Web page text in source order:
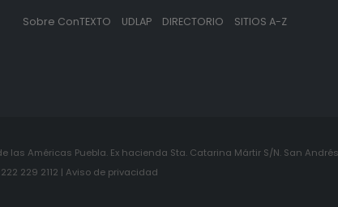
Sobre ConTEXTO UDLAP DIRECTORIO SITIOS A-Z
Américas Puebla. Ex hacienda Sta. Catarina Mártir S/N. San
229 2112 | Aviso de privacidad